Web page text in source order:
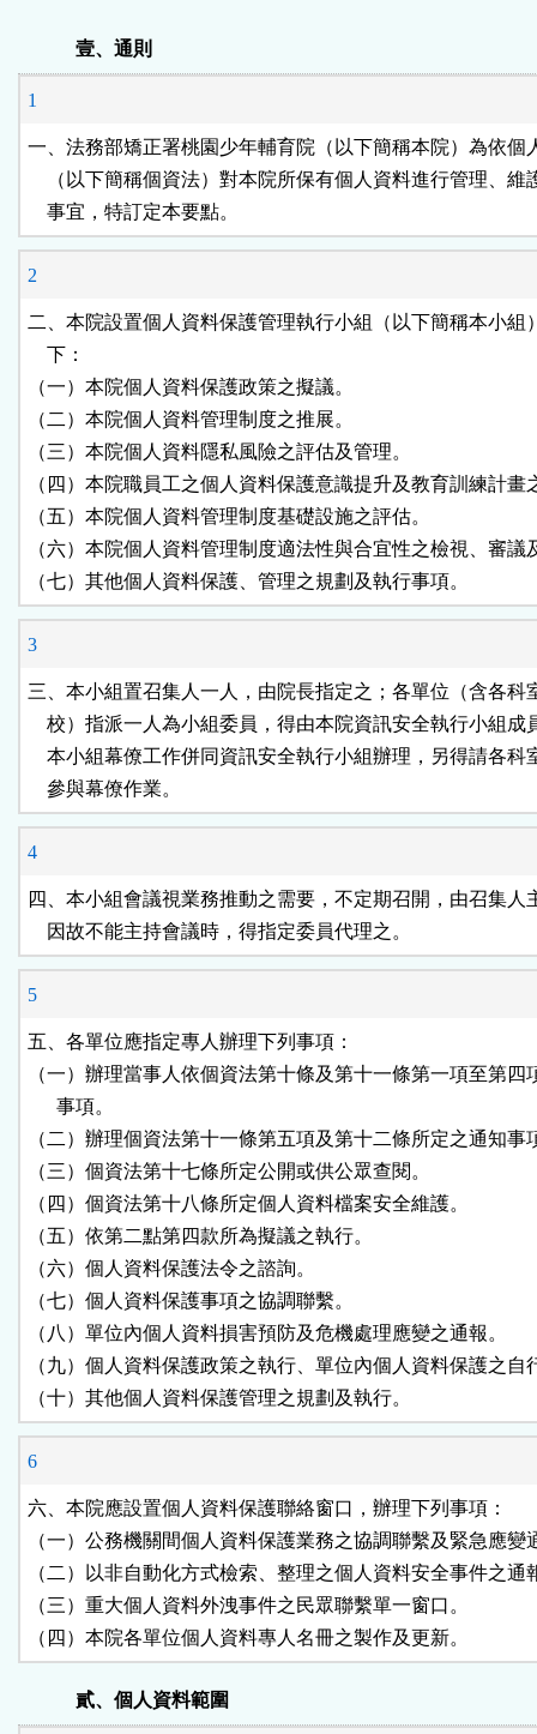
按
鈕
區
壹、通則
1
一、法務部矯正署桃園少年輔育院（以下簡稱本院）為依個
（以下簡稱個資法）對本院所保有個人資料進行管理、維
    事宜，特訂定本要點。
2
二、本院設置個人資料保護管理執行小組（以下簡稱本小組
    下：
（一）本院個人資料保護政策之擬議。
（二）本院個人資料管理制度之推展。
（三）本院個人資料隱私風險之評估及管理。
（四）本院職員工之個人資料保護意識提升及教育訓練計畫
（五）本院個人資料管理制度基礎設施之評估。
（六）本院個人資料管理制度適法性與合宜性之檢視、審議
（七）其他個人資料保護、管理之規劃及執行事項。
3
三、本小組置召集人一人，由院長指定之；各單位（含各科
校）指派一人為小組委員，得由本院資訊安全執行小組成
本小組幕僚工作併同資訊安全執行小組辦理，另得請各科
    參與幕僚作業。
4
四、本小組會議視業務推動之需要，不定期召開，由召集人
    因故不能主持會議時，得指定委員代理之。
5
五、各單位應指定專人辦理下列事項：
（一）辦理當事人依個資法第十條及第十一條第一項至第四
      事項。
（二）辦理個資法第十一條第五項及第十二條所定之通知事
（三）個資法第十七條所定公開或供公眾查閱。
（四）個資法第十八條所定個人資料檔案安全維護。
（五）依第二點第四款所為擬議之執行。
（六）個人資料保護法令之諮詢。
（七）個人資料保護事項之協調聯繫。
（八）單位內個人資料損害預防及危機處理應變之通報。
（九）個人資料保護政策之執行、單位內個人資料保護之自
（十）其他個人資料保護管理之規劃及執行。
6
六、本院應設置個人資料保護聯絡窗口，辦理下列事項：
（一）公務機關間個人資料保護業務之協調聯繫及緊急應變
（二）以非自動化方式檢索、整理之個人資料安全事件之通
（三）重大個人資料外洩事件之民眾聯繫單一窗口。
（四）本院各單位個人資料專人名冊之製作及更新。
貳、個人資料範圍